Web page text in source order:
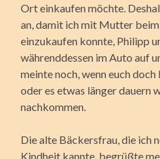
Ort einkaufen möchte.
an, damit ich mit Mutter
einzukaufen konnte, Philipp
währenddessen im Auto auf
meinte noch, wenn euch
oder es etwas länger dauern
nachkommen.
Die alte Bäckersfrau, die ich
Kindheit kannte, be­grüßte